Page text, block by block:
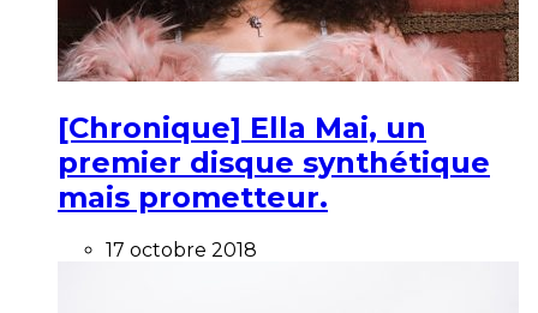
[Chronique] Ella Mai, un
premier disque synthétique
mais prometteur.
17 octobre 2018